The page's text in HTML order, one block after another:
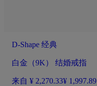
D-Shape 经典
白金（9K） 结婚戒指
来自 ¥ 2,270.33¥ 1,997.89